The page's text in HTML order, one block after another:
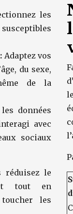
les
Adaptez vos
du sexe,
de la
données
avec
sociaux
réduisez le
tout en
les